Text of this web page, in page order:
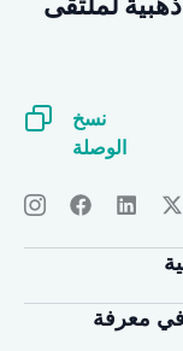
نسخ
الوصلة
معرفة